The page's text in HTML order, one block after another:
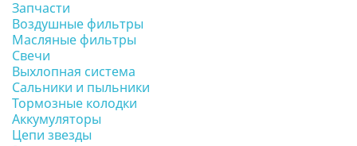
Запчасти
Воздушные фильтры
Масляные фильтры
Свечи
Выхлопная система
Сальники и пыльники
Тормозные колодки
Аккумуляторы
Цепи звезды